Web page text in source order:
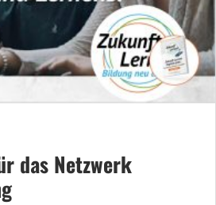
das Netzwerk